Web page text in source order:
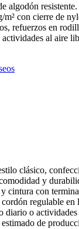
algodón
m² con cierre de
refuerzos en
al aire
clásico,
y
cintura con
regulable
diario o
de